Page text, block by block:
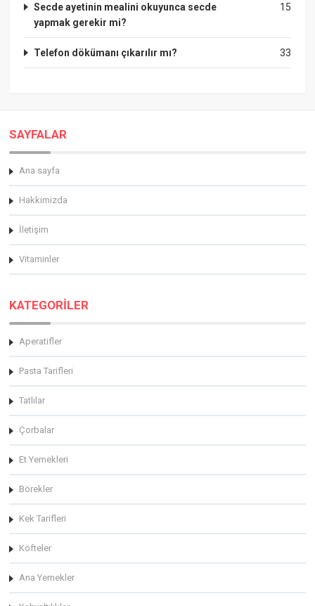
15
Secde ayetinin mealini okuyunca secde
yapmak gerekir mi?
33
Telefon dökümanı çıkarılır mı?
SAYFALAR
Ana sayfa
Hakkimizda
İletişim
Vitaminler
KATEGORİLER
Aperatifler
Pasta Tarifleri
Tatlılar
Çorbalar
Et Yemekleri
Börekler
Kek Tarifleri
Köfteler
Ana Yemekler